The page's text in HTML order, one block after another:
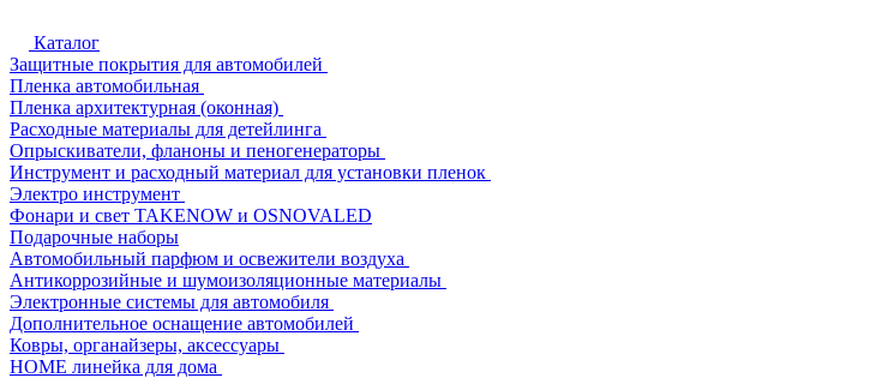
Каталог
Защитные покрытия для автомобилей
Пленка автомобильная
Пленка архитектурная (оконная)
Расходные материалы для детейлинга
Опрыскиватели, фланоны и пеногенераторы
Инструмент и расходный материал для установки пленок
Электро инструмент
Фонари и свет TAKENOW и OSNOVALED
Подарочные наборы
Автомобильный парфюм и освежители воздуха
Антикоррозийные и шумоизоляционные материалы
Электронные системы для автомобиля
Дополнительное оснащение автомобилей
Ковры, органайзеры, аксессуары
HOME линейка для дома